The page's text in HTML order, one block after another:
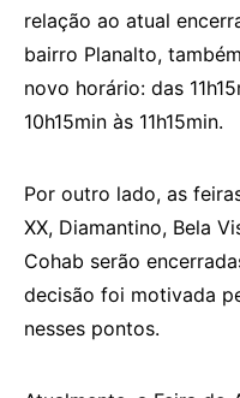
relação ao atual
bairro Planalto,
novo horário: das
10h15min às 11h15min.
Por outro lado, as
XX, Diamantino, Bela
Cohab serão
decisão foi motivada
nesses pontos.